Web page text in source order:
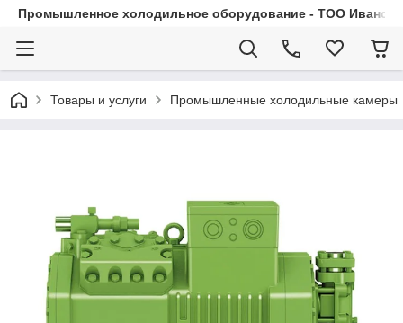
Промышленное холодильное оборудование - ТОО
Товары и услуги Промышленные холодильные камеры